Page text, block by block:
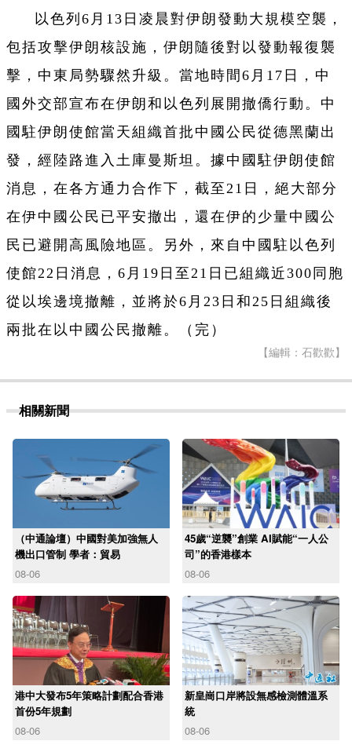
以色列6月13日凌晨對伊朗發動大規模空襲，
包括攻擊伊朗核設施，伊朗隨後對以發動報復襲
擊，中東局勢驟然升級。當地時間6月17日，中
國外交部宣布在伊朗和以色列展開撤僑行動。中
國駐伊朗使館當天組織首批中國公民從德黑蘭出
發，經陸路進入土庫曼斯坦。據中國駐伊朗使館
消息，在各方通力合作下，截至21日，絕大部分
在伊中國公民已平安撤出，還在伊的少量中國公
民已避開高風險地區。另外，來自中國駐以色列
使館22日消息，6月19日至21日已組織近300同胞
從以埃邊境撤離，並將於6月23日和25日組織後
兩批在以中國公民撤離。（完）
【編輯：石歡歡】
相關新聞
（中通論壇）中國對美加強無人
機出口管制 學者：貿易
08-06
45歲“逆襲”創業 AI賦能“一人公
司”的香港樣本
08-06
港中大發布5年策略計劃配合香港
首份5年規劃
08-06
新皇崗口岸將設無感檢測體溫系
統
08-06